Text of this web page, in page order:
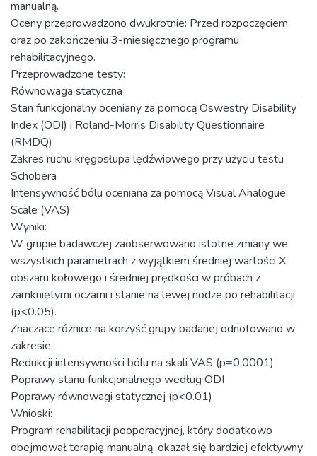
manualną.
Oceny przeprowadzono dwukrotnie: Przed rozpoczęciem
oraz po zakończeniu 3-miesięcznego programu
rehabilitacyjnego.
Przeprowadzone testy:
Równowaga statyczna
Stan funkcjonalny oceniany za pomocą Oswestry Disability
Index (ODI) i Roland-Morris Disability Questionnaire
(RMDQ)
Zakres ruchu kręgosłupa lędźwiowego przy użyciu testu
Schobera
Intensywność bólu oceniana za pomocą Visual Analogue
Scale (VAS)
Wyniki:
W grupie badawczej zaobserwowano istotne zmiany we
wszystkich parametrach z wyjątkiem średniej wartości X,
obszaru kołowego i średniej prędkości w próbach z
zamkniętymi oczami i stanie na lewej nodze po rehabilitacji
(p<0.05).
Znaczące różnice na korzyść grupy badanej odnotowano w
zakresie:
Redukcji intensywności bólu na skali VAS (p=0.0001)
Poprawy stanu funkcjonalnego według ODI
Poprawy równowagi statycznej (p<0.01)
Wnioski:
Program rehabilitacji pooperacyjnej, który dodatkowo
obejmował terapię manualną, okazał się bardziej efektywny